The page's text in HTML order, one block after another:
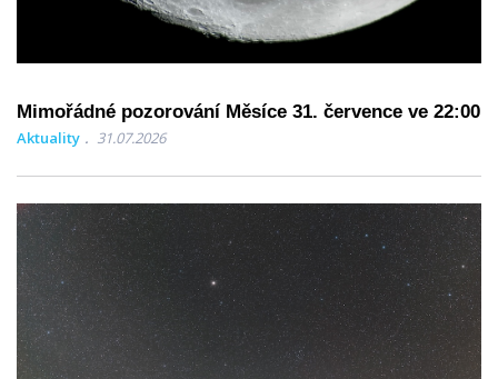
Mimořádné pozorování Měsíce 31. července ve 22:00
Aktuality 31.07.2026